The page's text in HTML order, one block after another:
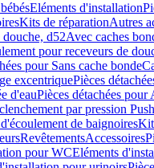
Eléments d'installation
Kits de réparationAutres
d52Avec caches
pour receveurs de
pour Sans cache bonde
excentriquePièces
d'eauPièces détachées
par pression
de baignoires
RevêtementsAccessoires
pour WCEléments